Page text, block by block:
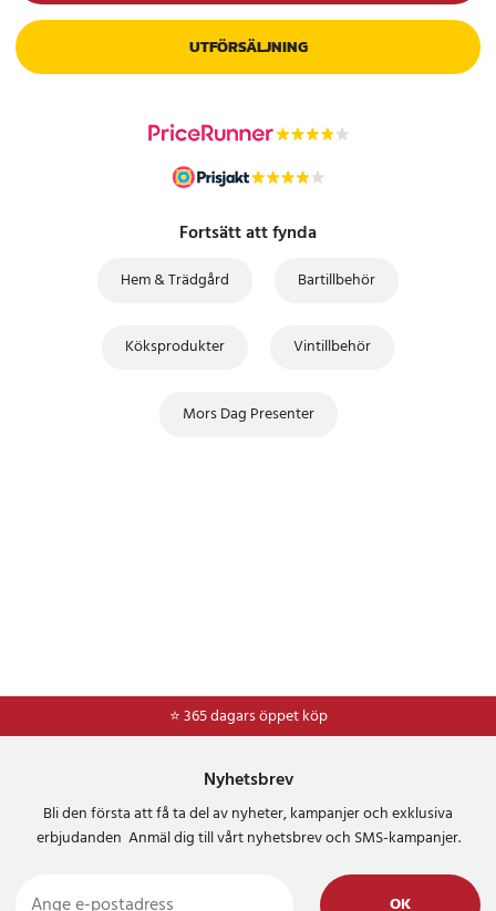
UTFÖRSÄLJNING
Fortsätt att fynda
Hem & Trädgård Bartillbehör
Köksprodukter Vintillbehör
Mors Dag Presenter
⭐ 365 dagars öppet köp
⭐Frakt 49kr *
Nyhetsbrev
Bli den första att få ta del av nyheter, kampanjer och exklusiva
erbjudanden Anmäl dig till vårt nyhetsbrev och SMS-kampanjer.
OK